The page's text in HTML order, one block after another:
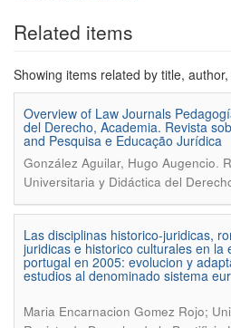
Related items
Showing items related by title,
Overview of Law Journals
del Derecho, Academia. Revista
and Pesquisa e Educação Jurídica
González Aguilar, Hugo Augencio.
Universitaria y Didáctica del
Las disciplinas historico-juridicas,
juridicas e historico culturales en la
portugal en 2005: evolucion y
estudios al denominado sistema
Maria Encarnacion Gomez Rojo;